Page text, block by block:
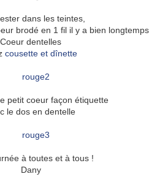
dans les teintes,
brodé en 1 fil il y a bien longtemps
Coeur dentelles
cousette et dînette
petit coeur façon étiquette
le dos en dentelle
à toutes et à tous !
Dany